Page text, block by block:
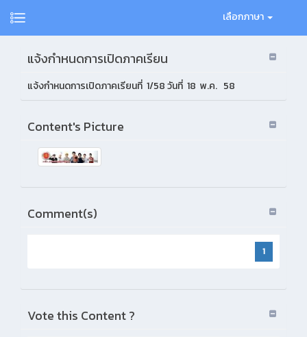
เลือกภาษา
แจ้งกำหนดการเปิดภาคเรียน
แจ้งกำหนดการเปิดภาคเรียนที่ 1/58 วันที่ 18 พ.ค. 58
Content's Picture
Comment(s)
1
Vote this Content ?